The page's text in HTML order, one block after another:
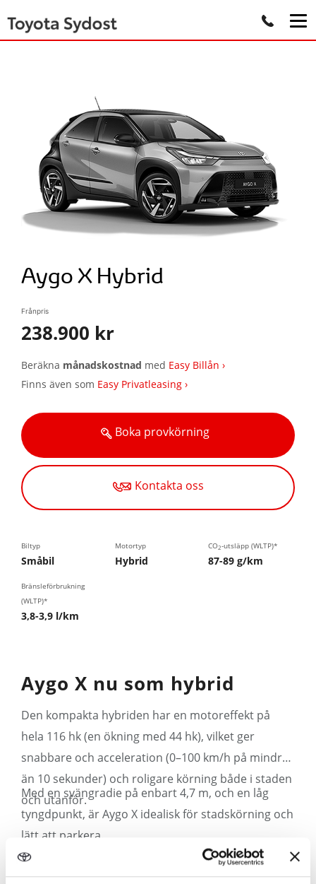
Aygo X Hybrid
Frånpris
238.900 kr
Beräkna månadskostnad med Easy Billån ›
Finns även som Easy Privatleasing ›
Boka provkörning
Kontakta oss
Biltyp
Småbil
Motortyp
Hybrid
CO2-utsläpp (WLTP)*
87-89 g/km
Bränsleförbrukning
(WLTP)*
3,8-3,9 l/km
Aygo X nu som hybrid
Den kompakta hybriden har en motoreffekt på
hela 116 hk (en ökning med 44 hk), vilket ger
snabbare och acceleration (0–100 km/h på mindre
än 10 sekunder) och roligare körning både i staden
och utanför.
Med en svängradie på enbart 4,7 m, och en låg
tyngdpunkt, är Aygo X idealisk för stadskörning och
lätt att parkera.